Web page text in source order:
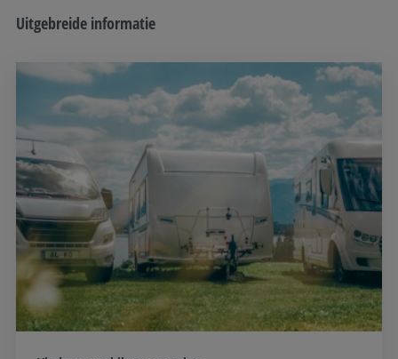
Uitgebreide informatie